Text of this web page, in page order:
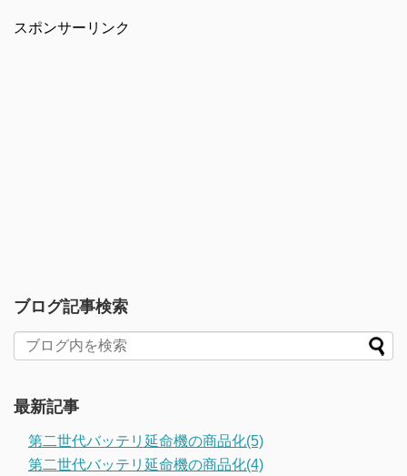
スポンサーリンク
ブログ記事検索
最新記事
第二世代バッテリ延命機の商品化(5)
第二世代バッテリ延命機の商品化(4)